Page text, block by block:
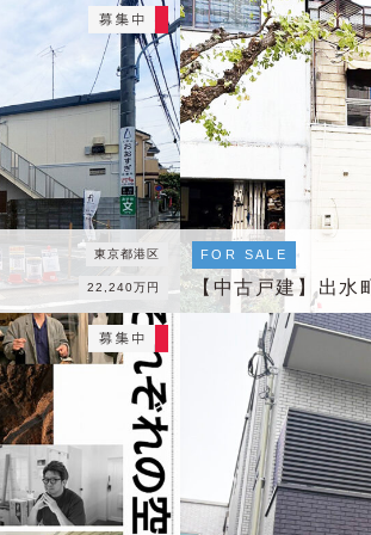
東京都港区
22,240万円
FOR SALE
【中古戸建】出水